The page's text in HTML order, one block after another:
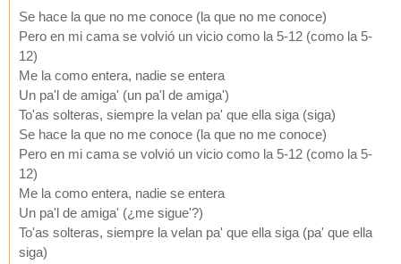
Se hace la que no me conoce (la que no me conoce)
Pero en mi cama se volvió un vicio como la 5-12 (como la 5-
12)
Me la como entera, nadie se entera
Un pa'l de amiga' (un pa'l de amiga')
To'as solteras, siempre la velan pa' que ella siga (siga)
Se hace la que no me conoce (la que no me conoce)
Pero en mi cama se volvió un vicio como la 5-12 (como la 5-
12)
Me la como entera, nadie se entera
Un pa'l de amiga' (¿me sigue'?)
To'as solteras, siempre la velan pa' que ella siga (pa' que ella
siga)